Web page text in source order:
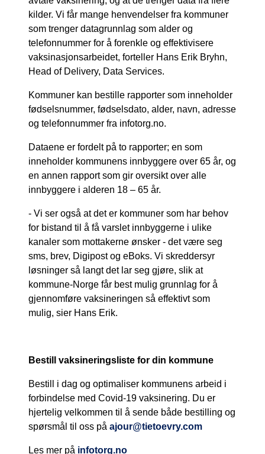
kilder. Vi får mange henvendelser fra kommuner
som trenger datagrunnlag som alder og
telefonnummer for å forenkle og effektivisere
vaksinasjonsarbeidet, forteller Hans Erik Bryhn,
Head of Delivery, Data Services.
Kommuner kan bestille rapporter som inneholder
fødselsnummer, fødselsdato, alder, navn, adresse
og telefonnummer fra infotorg.no.
Dataene er fordelt på to rapporter; en som
inneholder kommunens innbyggere over 65 år, og
en annen rapport som gir oversikt over alle
innbyggere i alderen 18 – 65 år.
- Vi ser også at det er kommuner som har behov
for bistand til å få varslet innbyggerne i ulike
kanaler som mottakerne ønsker - det være seg
sms, brev, Digipost og eBoks. Vi skreddersyr
løsninger så langt det lar seg gjøre, slik at
kommune-Norge får best mulig grunnlag for å
gjennomføre vaksineringen så effektivt som
mulig, sier Hans Erik.
Bestill vaksineringsliste for din kommune
Bestill i dag og optimaliser kommunens arbeid i
forbindelse med Covid-19 vaksinering. Du er
hjertelig velkommen til å sende både bestilling og
spørsmål til oss på ajour@tietoevry.com
Les mer på infotorg.no